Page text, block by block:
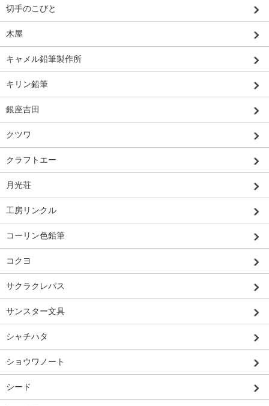
切手のこびと
木屋
キャメル鉛筆製作所
キリン鉛筆
銀座吉田
クツワ
クラフトエー
月光荘
工房リンクル
コーリン色鉛筆
コクヨ
サクラクレパス
サンスター文具
シャチハタ
ショウワノート
シード